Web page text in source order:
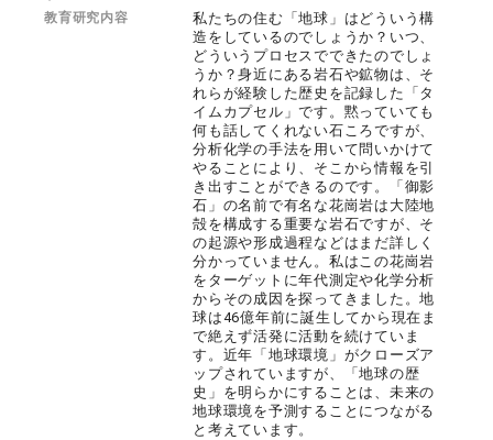
教育研究内容
私たちの住む「地球」はどういう構
造をしているのでしょうか？いつ、
どういうプロセスでできたのでしょ
うか？身近にある岩石や鉱物は、そ
れらが経験した歴史を記録した「タ
イムカプセル」です。黙っていても
何も話してくれない石ころですが、
分析化学の手法を用いて問いかけて
やることにより、そこから情報を引
き出すことができるのです。「御影
石」の名前で有名な花崗岩は大陸地
殻を構成する重要な岩石ですが、そ
の起源や形成過程などはまだ詳しく
分かっていません。私はこの花崗岩
をターゲットに年代測定や化学分析
からその成因を探ってきました。地
球は46億年前に誕生してから現在ま
で絶えず活発に活動を続けていま
す。近年「地球環境」がクローズア
ップされていますが、「地球の歴
史」を明らかにすることは、未来の
地球環境を予測することにつながる
と考えています。